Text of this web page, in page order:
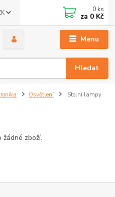
Menu
Hledat
0 ks
za 0 Kč
Osvětlení Stolní lampy
zboží.